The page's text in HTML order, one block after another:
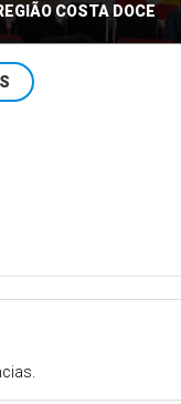
COSTA DOCE
Intermunicipal
Costa Doce: